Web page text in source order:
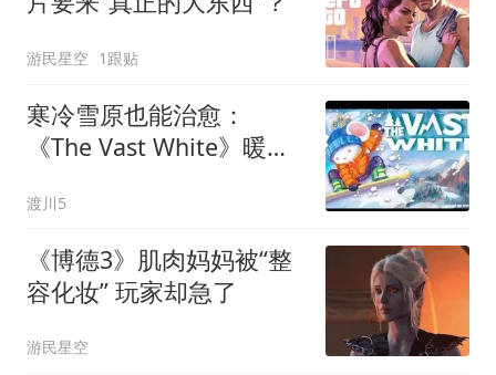
游民星空 1跟贴
寒冷雪原也能治愈：
《The Vast White》暖心
渡川5
《博德3》肌肉妈妈被“整
容化妆” 玩家却急了
游民星空